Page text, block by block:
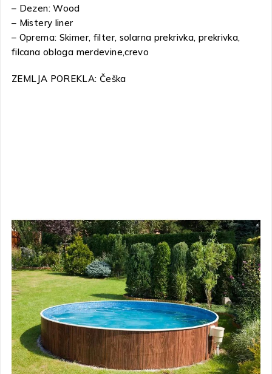
– Dezen: Wood
– Mistery liner
– Oprema: Skimer, filter, solarna prekrivka, prekrivka,
filcana obloga merdevine,crevo
ZEMLJA POREKLA: Češka